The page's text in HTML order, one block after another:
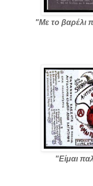
"Με το βαρέλι
"Είμαι